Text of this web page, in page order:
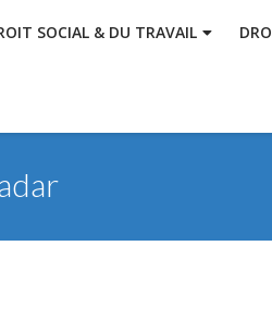
SOCIAL & DU TRAVAIL